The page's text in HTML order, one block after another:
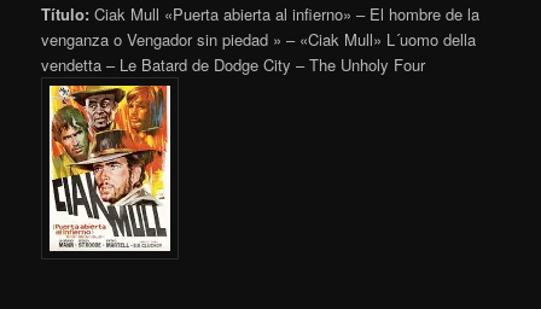
Título: Ciak Mull «Puerta abierta al infierno» – El hombre de la
venganza o Vengador sin piedad » – «Ciak Mull» L´uomo della
vendetta – Le Batard de Dodge City – The Unholy Four